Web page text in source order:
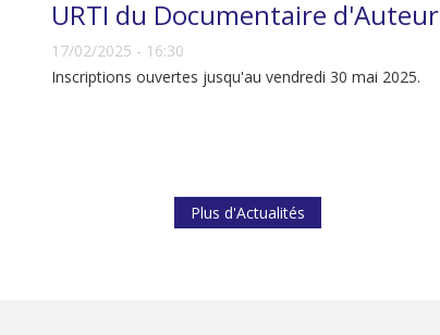
URTI du Documentaire d'Auteur
17/02/2025 - 16:30
Inscriptions ouvertes jusqu'au vendredi 30 mai 2025.
Plus d'Actualités